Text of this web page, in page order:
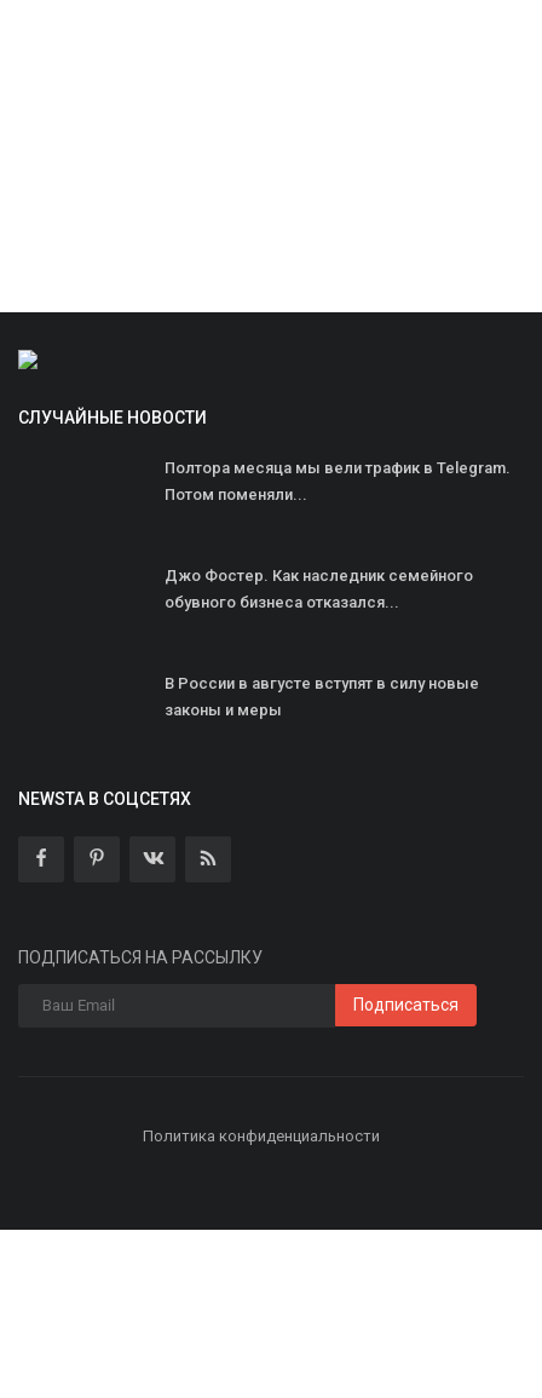
СЛУЧАЙНЫЕ НОВОСТИ
Полтора месяца мы вели трафик в Telegram.
Потом поменяли...
Джо Фостер. Как наследник семейного
обувного бизнеса отказался...
В России в августе вступят в силу новые
законы и меры
NEWSTA В СОЦСЕТЯХ
ПОДПИСАТЬСЯ НА РАССЫЛКУ
Подписаться
Политика конфиденциальности